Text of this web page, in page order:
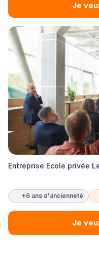
Je
Entreprise Ecole privée
+6 ans d'ancienneté
Je